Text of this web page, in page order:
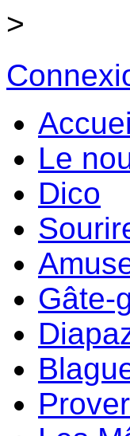
>
Le
Dico
Gâte-